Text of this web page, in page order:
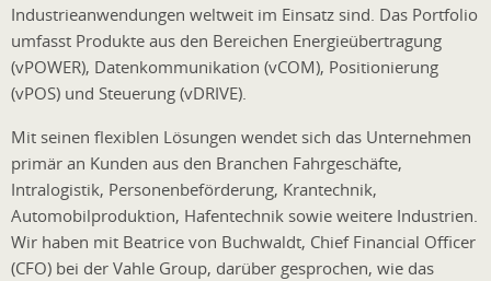
Industrieanwendungen weltweit im Einsatz sind. Das Portfolio
umfasst Produkte aus den Bereichen Energieübertragung
(vPOWER), Datenkommunikation (vCOM), Positionierung
(vPOS) und Steuerung (vDRIVE).
Mit seinen flexiblen Lösungen wendet sich das Unternehmen
primär an Kunden aus den Branchen Fahrgeschäfte,
Intralogistik, Personenbeförderung, Krantechnik,
Automobilproduktion, Hafentechnik sowie weitere Industrien.
Wir haben mit Beatrice von Buchwaldt, Chief Financial Officer
(CFO) bei der Vahle Group, darüber gesprochen, wie das